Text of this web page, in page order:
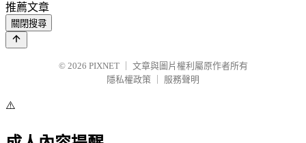
推薦文章
關閉搜尋
© 2026 PIXNET
文章與圖片權利屬原作者所有
隱私權政策
服務聲明
⚠️